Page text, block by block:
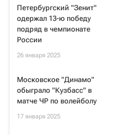
Петербургский "Зенит"
одержал 13-ю победу
подряд в чемпионате
России
26 января 2025
Московское "Динамо"
обыграло "Кузбасс" в
матче ЧР по волейболу
17 января 2025